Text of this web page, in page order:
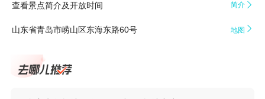
查看景点简介及开放时间 简介 
山东省青岛市崂山区东海东路60号 地图 